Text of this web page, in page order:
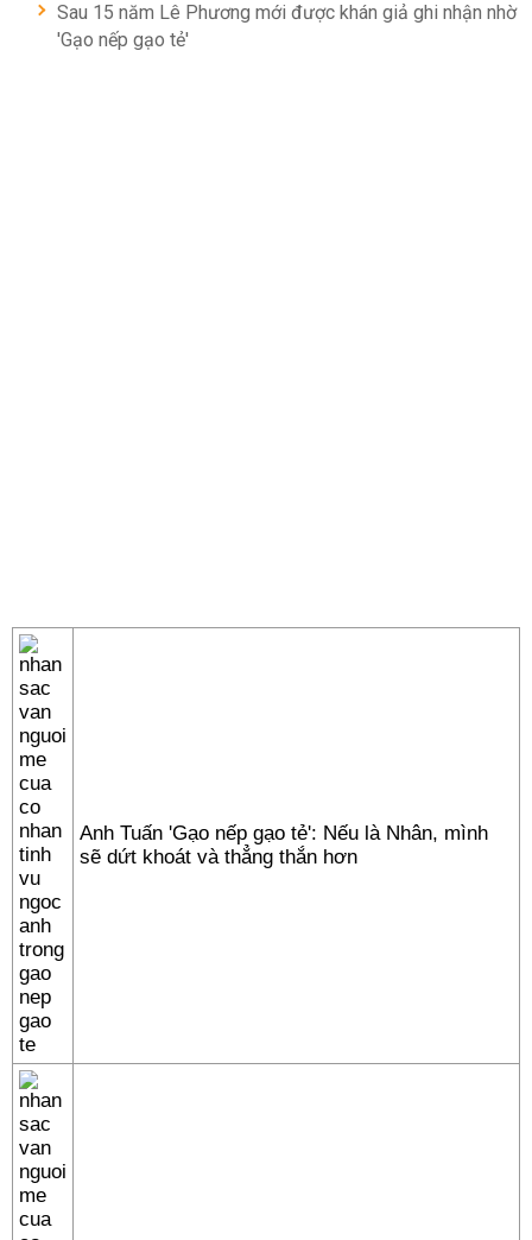
Sau 15 năm Lê Phương mới được khán giả ghi nhận nhờ
'Gạo nếp gạo tẻ'
Anh Tuấn 'Gạo nếp gạo tẻ': Nếu là Nhân, mình
sẽ dứt khoát và thẳng thắn hơn